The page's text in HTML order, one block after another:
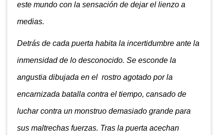
este mundo con la sensación de dejar el lienzo a
medias.
Detrás de cada puerta habita la incertidumbre ante la
inmensidad de lo desconocido. Se esconde la
angustia dibujada en el rostro agotado por la
encarnizada batalla contra el tiempo, cansado de
luchar contra un monstruo demasiado grande para
sus maltrechas fuerzas. Tras la puerta acechan